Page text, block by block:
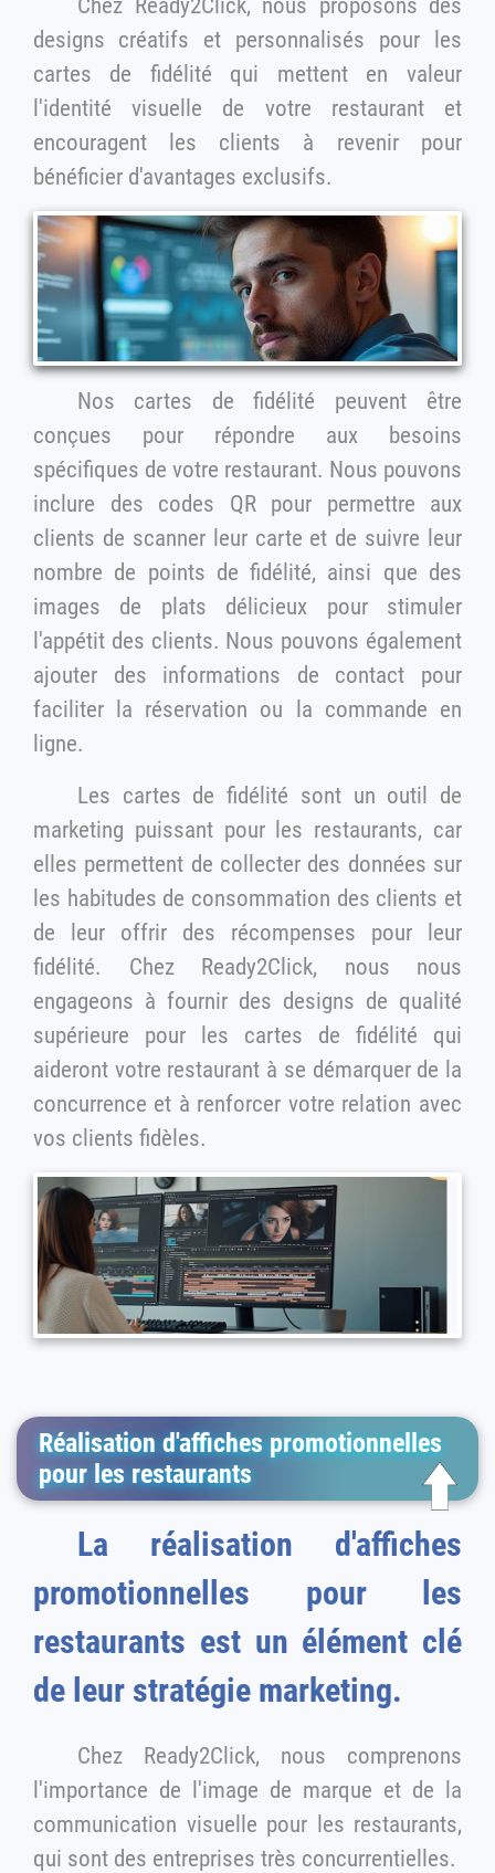
designs créatifs et personnalisés pour les
cartes de fidélité qui mettent en valeur
l'identité visuelle de votre restaurant et
encouragent les clients à revenir pour
bénéficier d'avantages exclusifs.
Nos cartes de fidélité peuvent être
conçues pour répondre aux besoins
spécifiques de votre restaurant. Nous pouvons
inclure des codes QR pour permettre aux
clients de scanner leur carte et de suivre leur
nombre de points de fidélité, ainsi que des
images de plats délicieux pour stimuler
l'appétit des clients. Nous pouvons également
ajouter des informations de contact pour
faciliter la réservation ou la commande en
ligne.
Les cartes de fidélité sont un outil de
marketing puissant pour les restaurants, car
elles permettent de collecter des données sur
les habitudes de consommation des clients et
de leur offrir des récompenses pour leur
fidélité. Chez Ready2Click, nous nous
engageons à fournir des designs de qualité
supérieure pour les cartes de fidélité qui
aideront votre restaurant à se démarquer de la
concurrence et à renforcer votre relation avec
vos clients fidèles.
Réalisation d'affiches promotionnelles
pour les restaurants
La réalisation d'affiches
promotionnelles pour les
restaurants est un élément clé
de leur stratégie marketing.
Chez Ready2Click, nous comprenons
l'importance de l'image de marque et de la
communication visuelle pour les restaurants,
qui sont des entreprises très concurrentielles.